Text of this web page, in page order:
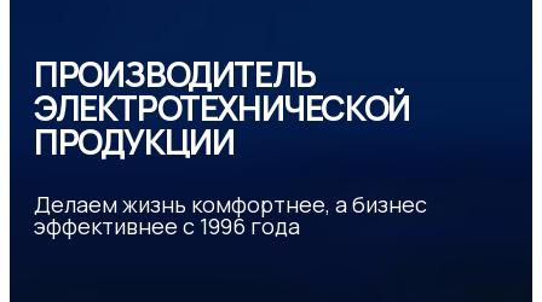
ПРОИЗВОДИТЕЛЬ
ЭЛЕКТРОТЕХНИЧЕСКОЙ
ПРОДУКЦИИ
Делаем жизнь комфортнее, а бизнес
эффективнее с 1996 года